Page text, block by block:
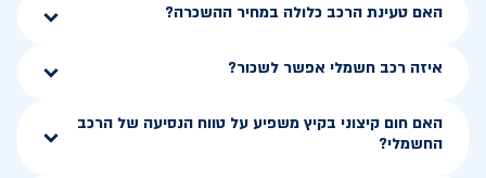
האם טעינת הרכב כלולה במחיר ההשכרה?
איזה רכב חשמלי אפשר לשכור?
האם חום קיצוני בקיץ משפיע על טווח הנסיעה של הרכב
החשמלי?